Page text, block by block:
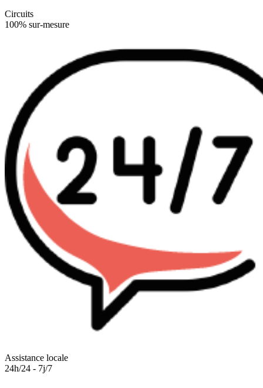
Circuits
100% sur-mesure
Assistance locale
24h/24 - 7j/7